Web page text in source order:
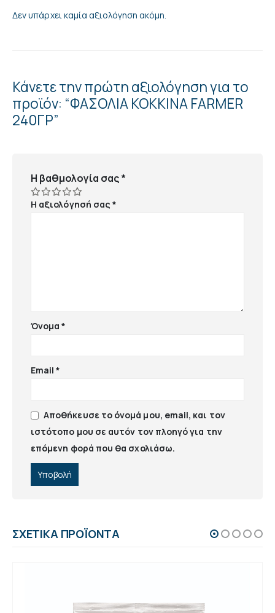
Δεν υπάρχει καμία αξιολόγηση ακόμη.
Κάνετε την πρώτη αξιολόγηση για το
προϊόν: “ΦΑΣΟΛΙΑ ΚΟΚΚΙΝΑ FARMER
240ΓΡ”
Η βαθμολογία σας*
Η αξιολόγησή σας*
Όνομα*
Email*
Αποθήκευσε το όνομά μου, email, και τον
ιστότοπο μου σε αυτόν τον πλοηγό για την
επόμενη φορά που θα σχολιάσω.
ΣΧΕΤΙΚΆ ΠΡΟΪΌΝΤΑ